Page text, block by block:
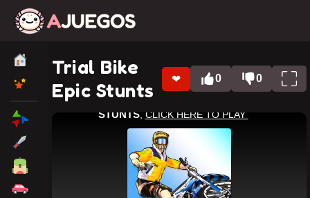
Trial Bike
Epic Stunts
❤ 0 0